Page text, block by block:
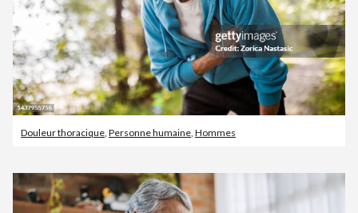
Douleur thoracique Personne humaine Hommes